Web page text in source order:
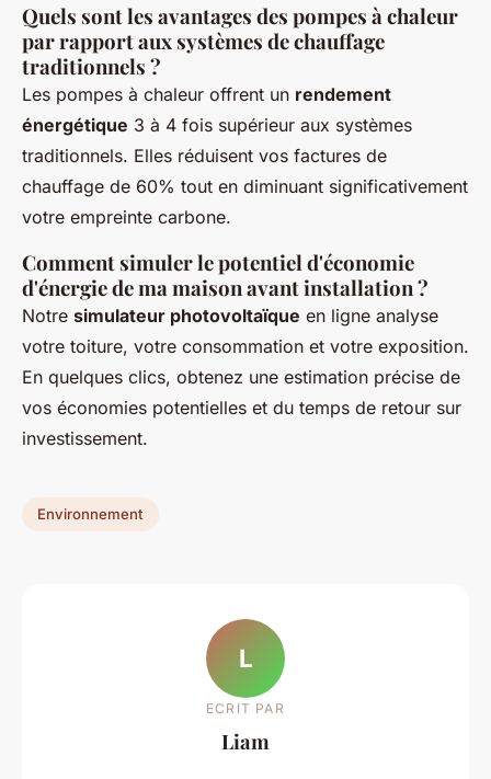
Quels sont les avantages des pompes à chaleur
par rapport aux systèmes de chauffage
traditionnels ?
Les pompes à chaleur offrent un rendement
énergétique 3 à 4 fois supérieur aux systèmes
traditionnels. Elles réduisent vos factures de
chauffage de 60% tout en diminuant significativement
votre empreinte carbone.
Comment simuler le potentiel d'économie
d'énergie de ma maison avant installation ?
Notre simulateur photovoltaïque en ligne analyse
votre toiture, votre consommation et votre exposition.
En quelques clics, obtenez une estimation précise de
vos économies potentielles et du temps de retour sur
investissement.
Environnement
L
ECRIT PAR
Liam